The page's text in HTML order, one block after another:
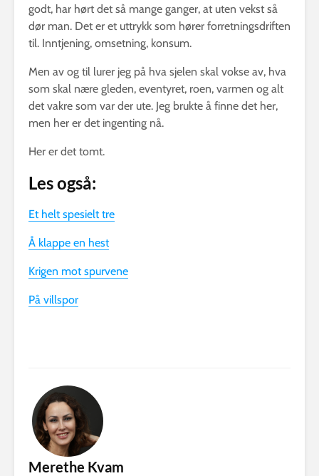
godt, har hørt det så mange ganger, at uten vekst så
dør man. Det er et uttrykk som hører forretningsdriften
til. Inntjening, omsetning, konsum.
Men av og til lurer jeg på hva sjelen skal vokse av, hva
som skal nære gleden, eventyret, roen, varmen og alt
det vakre som var der ute. Jeg brukte å finne det her,
men her er det ingenting nå.
Her er det tomt.
Les også:
Et helt spesielt tre
Å klappe en hest
Krigen mot spurvene
På villspor
Merethe Kvam